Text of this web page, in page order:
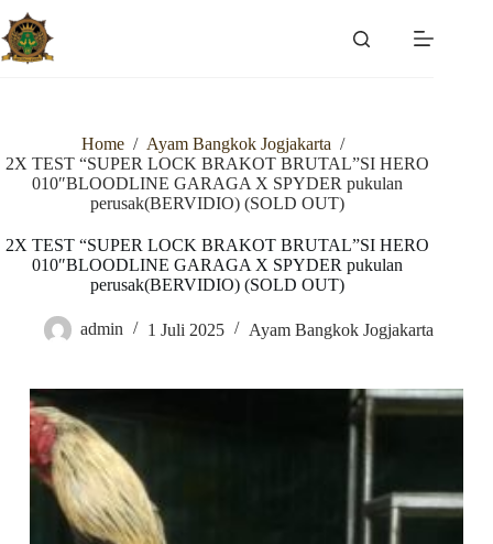
Skip
to
content
Home / Ayam Bangkok Jogjakarta /
2X TEST “SUPER LOCK BRAKOT BRUTAL”SI HERO
010″BLOODLINE GARAGA X SPYDER pukulan
perusak(BERVIDIO) (SOLD OUT)
2X TEST “SUPER LOCK BRAKOT BRUTAL”SI HERO
010″BLOODLINE GARAGA X SPYDER pukulan
perusak(BERVIDIO) (SOLD OUT)
admin 1 Juli 2025 Ayam Bangkok Jogjakarta